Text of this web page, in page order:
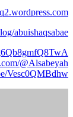
abuishaqsabae
@Alsabeyah
Vesc0QMBdhw